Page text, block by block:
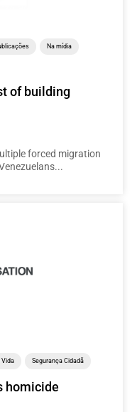
Na mídia
of building
forced migration
Vida Segurança Cidadã
homicide